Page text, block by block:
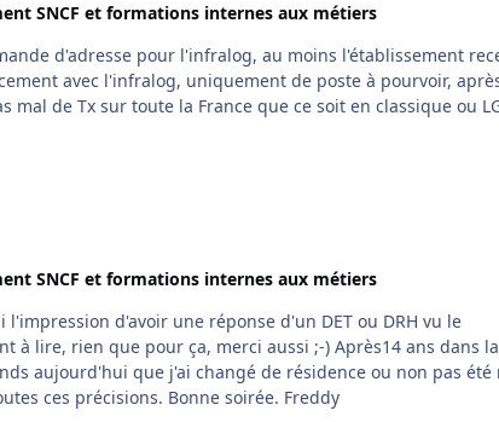
SNCF et formations internes aux métiers
d'adresse pour l'infralog, au moins l'établissement
de Tx sur toute la France que ce soit en classique ou
SNCF et formations internes aux métiers
pour ça, merci aussi ;-) Après14 ans dans la
aujourd'hui que j'ai changé de résidence ou non pas été
comme je l'imaginais ! Encore merci pour l'adresse et toutes ces précisions. Bonne soirée. Freddy